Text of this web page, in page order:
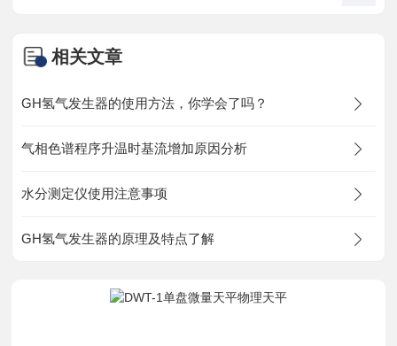
资料下载
在线留言
联系我们
相关文章
GH氢气发生器的使用方法，你学会了吗？
气相色谱程序升温时基流增加原因分析
水分测定仪使用注意事项
GH氢气发生器的原理及特点了解